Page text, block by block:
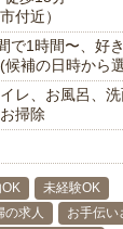
付近）
で1時間〜、好
候補の日時から
レ、お風呂、
掃除
未経験OK
の求人
お手伝い